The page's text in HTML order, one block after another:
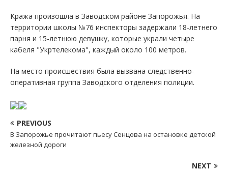
Кража произошла в Заводском районе Запорожья. На
территории школы №76 инспекторы задержали 18-летнего
парня и 15-летнюю девушку, которые украли четыре
кабеля "Укртелекома", каждый около 100 метров.
На место происшествия была вызвана следственно-
оперативная группа Заводского отделения полиции.
PREVIOUS
В Запорожье прочитают пьесу Сенцова на остановке детской
железной дороги
NEXT